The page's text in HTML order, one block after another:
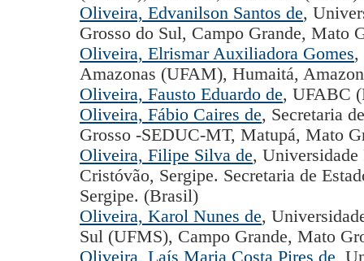
Oliveira, Edvanilson Santos de,
Grosso do Sul, Campo Grande, Mato
Oliveira, Elrismar Auxiliadora Gomes,
Amazonas (UFAM), Humaitá,
Oliveira, Fausto Eduardo de, UFABC
Oliveira, Fábio Caires de, Secretaria
Grosso -SEDUC-MT, Matupá, Mato
Oliveira, Filipe Silva de, Universidade
Cristóvão, Sergipe. Secretaria de
Sergipe. (Brasil)
Oliveira, Karol Nunes de,
Sul (UFMS), Campo Grande, Mato